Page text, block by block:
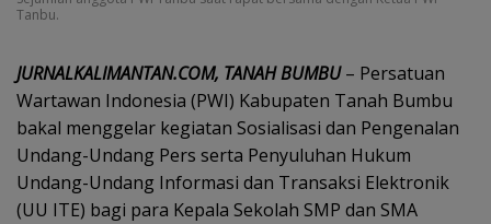
Tanbu.
JURNALKALIMANTAN.COM, TANAH BUMBU– Persatuan
Wartawan Indonesia (PWI) Kabupaten Tanah Bumbu
bakal menggelar kegiatan Sosialisasi dan Pengenalan
Undang-Undang Pers serta Penyuluhan Hukum
Undang-Undang Informasi dan Transaksi Elektronik
(UU ITE) bagi para Kepala Sekolah SMP dan SMA